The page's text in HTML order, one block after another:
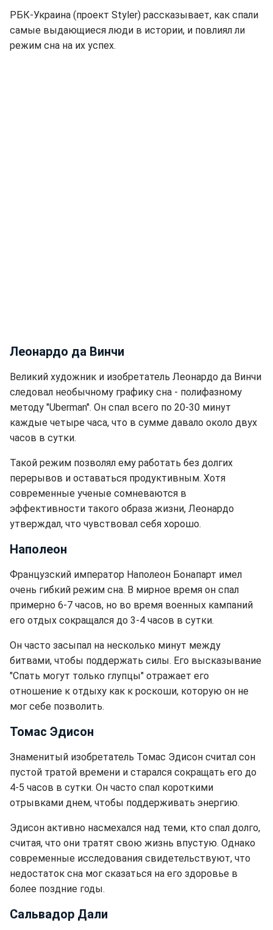
РБК-Украина (проект Styler) рассказывает, как спали
самые выдающиеся люди в истории, и повлиял ли
режим сна на их успех.
Леонардо да Винчи
Великий художник и изобретатель Леонардо да Винчи
следовал необычному графику сна - полифазному
методу "Uberman". Он спал всего по 20-30 минут
каждые четыре часа, что в сумме давало около двух
часов в сутки.
Такой режим позволял ему работать без долгих
перерывов и оставаться продуктивным. Хотя
современные ученые сомневаются в
эффективности такого образа жизни, Леонардо
утверждал, что чувствовал себя хорошо.
Наполеон
Французский император Наполеон Бонапарт имел
очень гибкий режим сна. В мирное время он спал
примерно 6-7 часов, но во время военных кампаний
его отдых сокращался до 3-4 часов в сутки.
Он часто засыпал на несколько минут между
битвами, чтобы поддержать силы. Его высказывание
"Спать могут только глупцы" отражает его
отношение к отдыху как к роскоши, которую он не
мог себе позволить.
Томас Эдисон
Знаменитый изобретатель Томас Эдисон считал сон
пустой тратой времени и старался сокращать его до
4-5 часов в сутки. Он часто спал короткими
отрывками днем, чтобы поддерживать энергию.
Эдисон активно насмехался над теми, кто спал долго,
считая, что они тратят свою жизнь впустую. Однако
современные исследования свидетельствуют, что
недостаток сна мог сказаться на его здоровье в
более поздние годы.
Сальвадор Дали